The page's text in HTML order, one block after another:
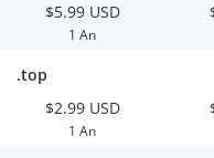
$5.99 USD
1 An
.top
$2.99 USD
1 An